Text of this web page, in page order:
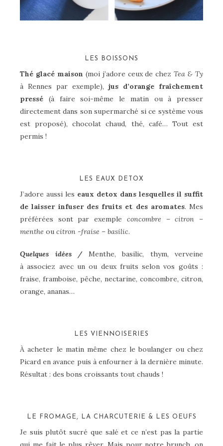
LES BOISSONS
Thé glacé maison (moi j’adore ceux de chezTea & Ty
à Rennes par exemple), jus d’orange fraîchement
pressé (à faire soi-même le matin ou à presser
directement dans son supermarché si ce système vous
est proposé), chocolat chaud, thé, café… Tout est
permis !
LES EAUX DETOX
J’adore aussi les eaux detox dans lesquelles il suffit
de laisser infuser des fruits et des aromates. Mes
préférées sont par exemple concombre – citron –
menthe ou citron -fraise – basilic.
Quelques idées /Menthe, basilic, thym, verveine
à associez avec un ou deux fruits selon vos goûts :
fraise, framboise, pêche, nectarine, concombre, citron,
orange, ananas…
LES VIENNOISERIES
À acheter le matin même chez le boulanger ou chez
Picard en avance puis à enfourner à la dernière minute.
Résultat : des bons croissants tout chauds !
LE FROMAGE, LA CHARCUTERIE & LES OEUFS
Je suis plutôt sucré que salé et ce n’est pas la partie